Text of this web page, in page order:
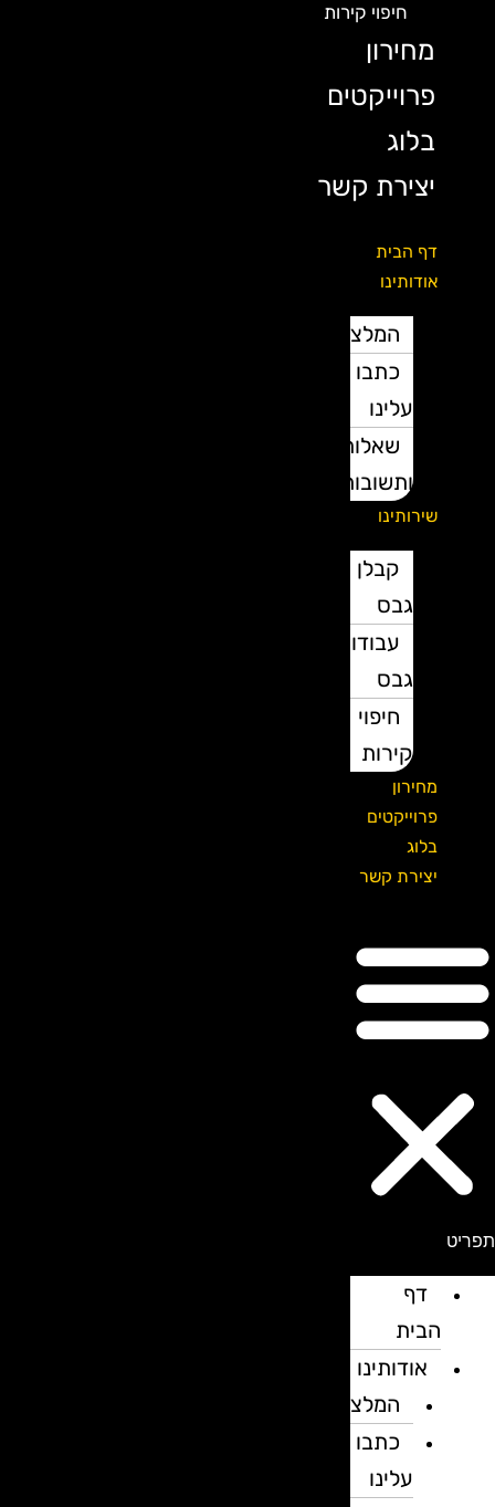
חיפוי קירות
מחירון
פרוייקטים
בלוג
יצירת קשר
דף הבית
אודותינו
המלצות
כתבו
עלינו
שאלות
ותשובות
שירותינו
קבלן
גבס
עבודות
גבס
חיפוי
קירות
מחירון
פרוייקטים
בלוג
יצירת קשר
דף
הבית
אודותינו
המלצות
כתבו
עלינו